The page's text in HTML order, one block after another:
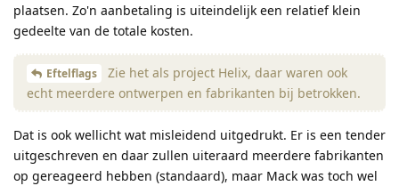
plaatsen. Zo'n aanbetaling is uiteindelijk een relatief klein
gedeelte van de totale kosten.
Eftelflags
Zie het als project Helix, daar waren ook
echt meerdere ontwerpen en fabrikanten bij betrokken.
Dat is ook wellicht wat misleidend uitgedrukt. Er is een tender
uitgeschreven en daar zullen uiteraard meerdere fabrikanten
op gereageerd hebben (standaard), maar Mack was toch wel